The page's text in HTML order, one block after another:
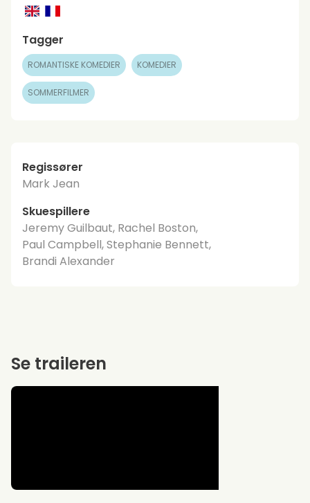
Tagger
ROMANTISKE KOMEDIER KOMEDIER
SOMMERFILMER
Regissører
Mark Jean
Skuespillere
Jeremy Guilbaut, Rachel Boston,
Paul Campbell, Stephanie Bennett,
Brandi Alexander
Se traileren